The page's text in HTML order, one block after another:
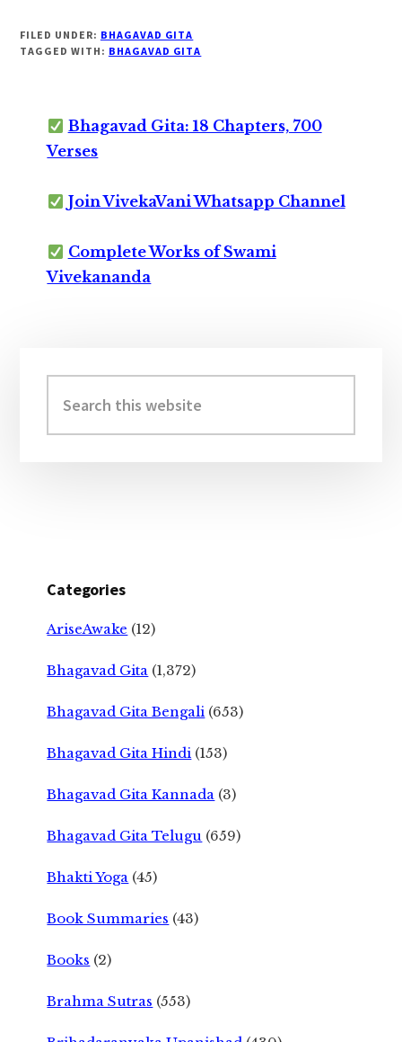
FILED UNDER: BHAGAVAD GITA
TAGGED WITH: BHAGAVAD GITA
Bhagavad Gita: 18 Chapters, 700
Verses
Join VivekaVani Whatsapp Channel
Complete Works of Swami
Vivekananda
Sidebar
this
website
Categories
AriseAwake (12)
Bhagavad Gita (1,372)
Bhagavad Gita Bengali (653)
Bhagavad Gita Hindi (153)
Bhagavad Gita Kannada (3)
Bhagavad Gita Telugu (659)
Bhakti Yoga (45)
Book Summaries (43)
Books (2)
Brahma Sutras (553)